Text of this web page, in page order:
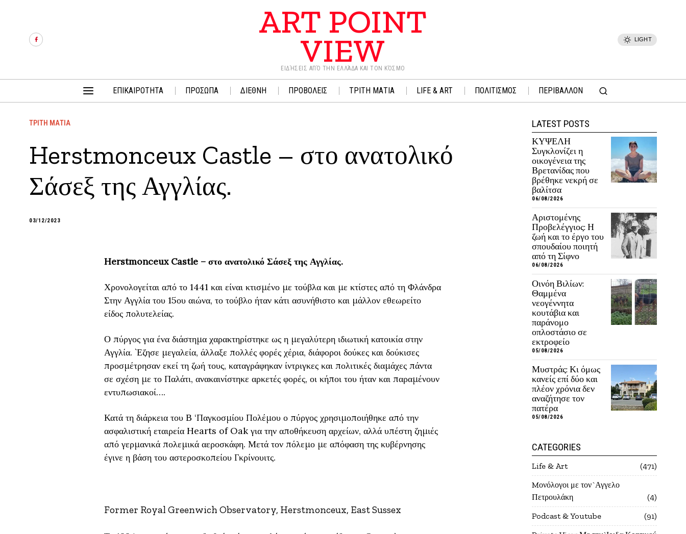
ART POINT
VIEW
ΕΙΔΉΣΕΙΣ ΑΠΌ ΤΗΝ ΕΛΛΆΔΑ ΚΑΙ ΤΟΝ ΚΌΣΜΟ
LIGHT
ΕΠΙΚΑΙΡΟΤΗΤΑ ΠΡΟΣΩΠΑ ΔΙΕΘΝΗ ΠΡΟΒΟΛΕΙΣ ΤΡΙΤΗ ΜΑΤΙΑ LIFE & ART ΠΟΛΙΤΙΣΜΟΣ ΠΕΡΙΒΑΛΛΟΝ
ΤΡΙΤΗ ΜΑΤΙΑ
Herstmonceux Castle – στο ανατολικό
Σάσεξ της Αγγλίας.
03/12/2023
Herstmonceux Castle – στο ανατολικό Σάσεξ της Αγγλίας.
Χρονολογείται από το 1441 και είναι κτισμένο με τούβλα και με κτίστες από τη Φλάνδρα
Στην Αγγλία του 15ου αιώνα, το τούβλο ήταν κάτι ασυνήθιστο και μάλλον εθεωρείτο
είδος πολυτελείας.
Ο πύργος για ένα διάστημα χαρακτηρίστηκε ως η μεγαλύτερη ιδιωτική κατοικία στην
Αγγλία. `Εζησε μεγαλεία, άλλαξε πολλές φορές χέρια, διάφοροι δούκες και δούκισες
προσμέτρησαν εκεί τη ζωή τους, καταγράφηκαν ίντριγκες και πολιτικές διαμάχες πάντα
σε σχέση με το Παλάτι, ανακαινίστηκε αρκετές φορές, οι κήποι του ήταν και παραμένουν
εντυπωσιακοί….
Κατά τη διάρκεια του Β ‘Παγκοσμίου Πολέμου ο πύργος χρησιμοποιήθηκε από την
ασφαλιστική εταιρεία Hearts of Oak για την αποθήκευση αρχείων, αλλά υπέστη ζημιές
από γερμανικά πολεμικά αεροσκάφη. Μετά τον πόλεμο με απόφαση της κυβέρνησης
έγινε η βάση του αστεροσκοπείου Γκρίνουιτς.
Former Royal Greenwich Observatory, Herstmonceux, East Sussex
LATEST POSTS
ΚΥΨΕΛΗ
Συγκλονίζει η
οικογένεια της
Βρετανίδας που
βρέθηκε νεκρή σε
βαλίτσα
06/08/2026
Αριστομένης
Προβελέγγιος: Η
ζωή και το έργο του
σπουδαίου ποιητή
από τη Σίφνο
06/08/2026
Οινόη Βιλίων:
Θαμμένα
νεογέννητα
κουτάβια και
παράνομο
οπλοστάσιο σε
εκτροφείο
05/08/2026
Μυστράς: Κι όμως
κανείς επί δύο και
πλέον χρόνια δεν
αναζήτησε τον
πατέρα
05/08/2026
CATEGORIES
Life & Art
471
Mονόλογοι με τον`Αγγελο
Πετρουλάκη
4
Podcast & Youtube
91